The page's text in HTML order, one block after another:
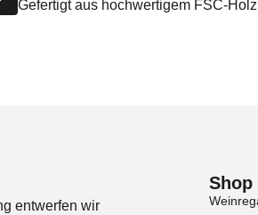
Gefertigt aus hochwertigem FSC-Holz
entwerfen wir
Shop